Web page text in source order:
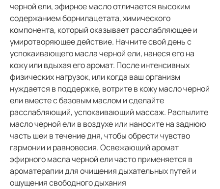
черной ели, эфирное масло отличается высоким
содержанием борнилацетата, химического
компонента, который оказывает расслабляющее и
умиротворяющее действие. Начните свой день с
успокаивающего масла черной ели, нанеся его на
кожу или вдыхая его аромат. После интенсивных
физических нагрузок, или когда ваш организм
нуждается в поддержке, вотрите в кожу масло черной
ели вместе с базовым маслом и сделайте
расслабляющий, успокаивающий массаж. Распылите
масло черной ели в воздухе или наносите на заднюю
часть шеи в течение дня, чтобы обрести чувство
гармонии и равновесия. Освежающий аромат
эфирного масла черной ели часто применяется в
ароматерапии для очищения дыхательных путей и
ощущения свободного дыхания